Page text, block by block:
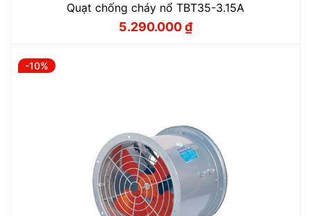
Quạt chống cháy nổ TBT35-3.15A
Giá
5.290.000₫
Giá
-10%